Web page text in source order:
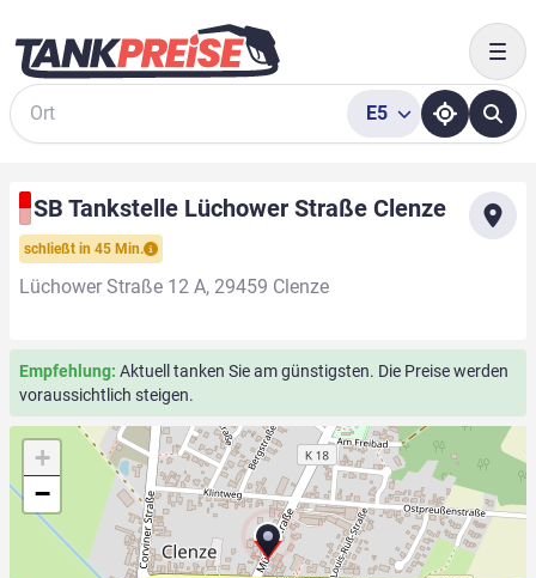
Suche
E5
SB Tankstelle Lüchower Straße Clenze
schließt in 45 Min.
Lüchower Straße 12 A, 29459 Clenze
Empfehlung: Aktuell tanken Sie am günstigsten. Die Preise werden
voraussichtlich steigen.
+
−